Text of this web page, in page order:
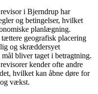
i Bjerndrup har
og betingelser, hvilket
planlægning.
geografisk placering
og skræddersyet
bliver taget i betragtning.
kender ofte andre
hvilket kan åbne døre for
vækst.